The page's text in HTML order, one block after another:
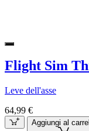
Flight Sim
Leve dell'asse
64,99 €
Aggiungi al